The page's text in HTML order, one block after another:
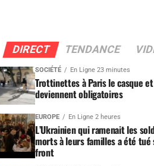
DIRECT TENDANCE
SOCIÉTÉ En Ligne 23 minutes
Trottinettes à Paris le casque
deviennent obligatoires
EUROPE En Ligne 2 heures
L’Ukrainien qui ramenait les
morts à leurs familles a été tué
front